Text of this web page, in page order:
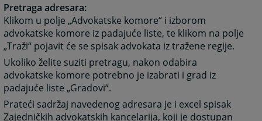
Pretraga adresara:
Klikom u polje „Advokatske komore“ i izborom
advokatske komore iz padajuće liste, te klikom na polje
„Traži“ pojavit će se spisak advokata iz tražene regije.
Ukoliko želite suziti pretragu, nakon odabira
advokatske komore potrebno je izabrati i grad iz
padajuće liste „Gradovi“.
Prateći sadržaj navedenog adresara je i excel spisak
Zajedničkih advokatskih kancelarija, koji je dostupan